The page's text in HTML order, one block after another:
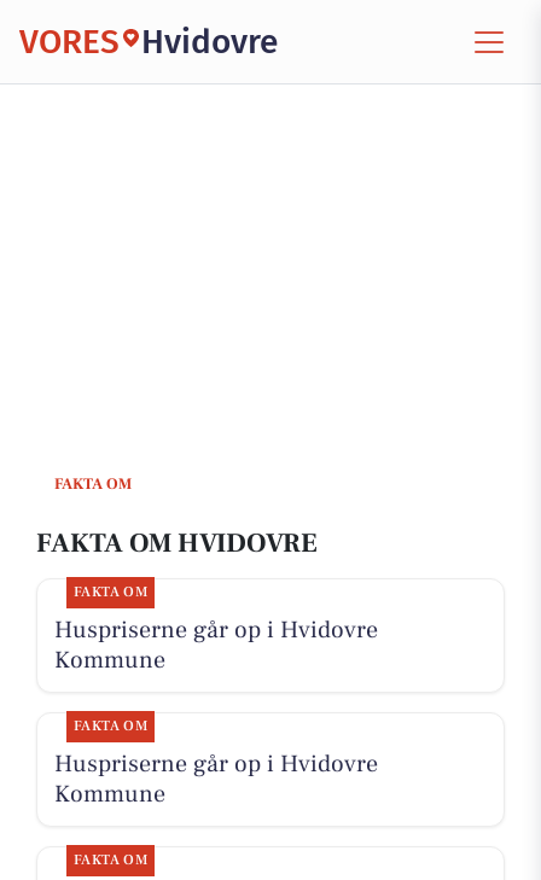
VORES Hvidovre
FAKTA OM
FAKTA OM HVIDOVRE
FAKTA OM
Huspriserne går op i Hvidovre
Kommune
FAKTA OM
Huspriserne går op i Hvidovre
Kommune
FAKTA OM